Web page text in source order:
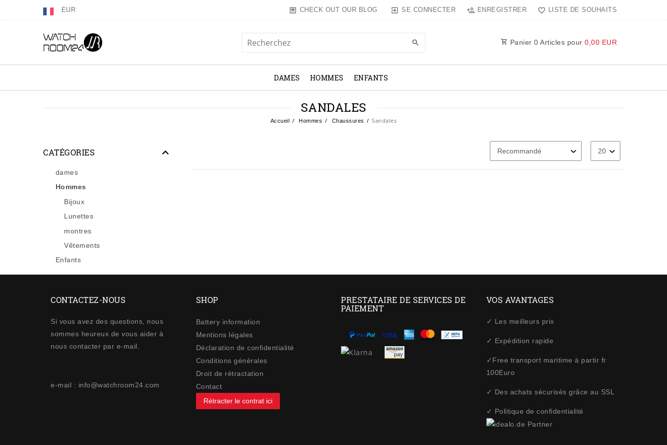
EUR CHECK OUT OUR BLOG SE CONNECTER ENREGISTRER LISTE DE SOUHAITS
Panier 0 Articles pour 0,00 EUR
DAMES HOMMES ENFANTS
SANDALES
Accueil Hommes Chaussures Sandales
CATÉGORIES
dames
Hommes
Bijoux
Lunettes
montres
Vêtements
Enfants
CONTACTEZ-NOUS
Si vous avez des questions, nous
sommes heureux de vous aider à
nous contacter par e-mail.
e-mail : info@watchroom24.com
SHOP
Battery information
Mentions légales
Déclaration de confidentialité
Conditions générales
Droit de rétractation
Contact
Rétracter le contrat ici
PRESTATAIRE DE SERVICES DE
PAIEMENT
VOS AVANTAGES
✓ Les meilleurs prix
✓ Expédition rapide
✓Free transport maritime à partir fr
100Euro
✓ Des achats sécurisés grâce au SSL
✓ Politique de confidentialité